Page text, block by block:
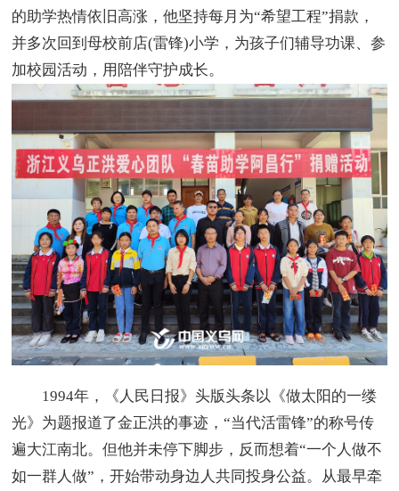
的助学热情依旧高涨，他坚持每月为“希望工程”捐款，
并多次回到母校前店(雷锋)小学，为孩子们辅导功课、参
加校园活动，用陪伴守护成长。
1994年，《人民日报》头版头条以《做太阳的一缕
光》为题报道了金正洪的事迹，“当代活雷锋”的称号传
遍大江南北。但他并未停下脚步，反而想着“一个人做不
如一群人做”，开始带动身边人共同投身公益。从最早牵